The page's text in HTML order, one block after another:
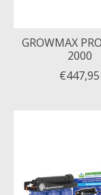
GROWMAX
2000
€447,95